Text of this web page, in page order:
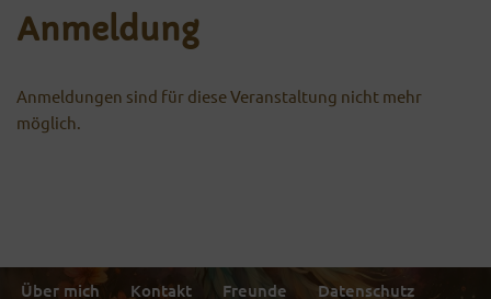
Anmeldung
Anmeldungen sind für diese Veranstaltung nicht mehr
möglich.
Über mich Kontakt Freunde Datenschutz